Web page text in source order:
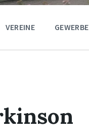
VEREINE GEWERBE